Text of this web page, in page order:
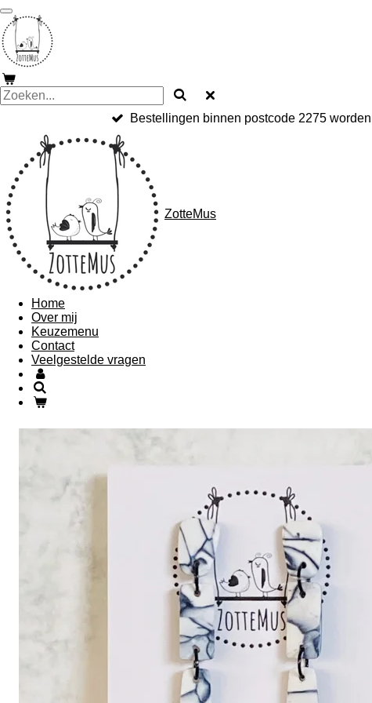
Ga
direct
naar
de
hoofdinhoud
Bestellingen binnen postcode 2275
ZotteMus
Home
Over mij
Keuzemenu
Contact
Veelgestelde vragen